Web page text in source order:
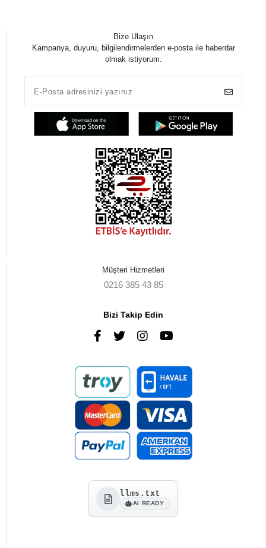
Bize Ulaşın
Kampanya, duyuru, bilgilendirmelerden e-posta ile haberdar
olmak istiyorum.
Müşteri Hizmetleri
0216 385 43 85
Bizi Takip Edin
llms.txt
AI READY